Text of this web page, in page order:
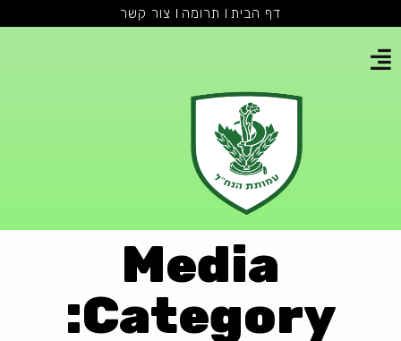
דף הבית תרומה צור קשר
Media
Category: